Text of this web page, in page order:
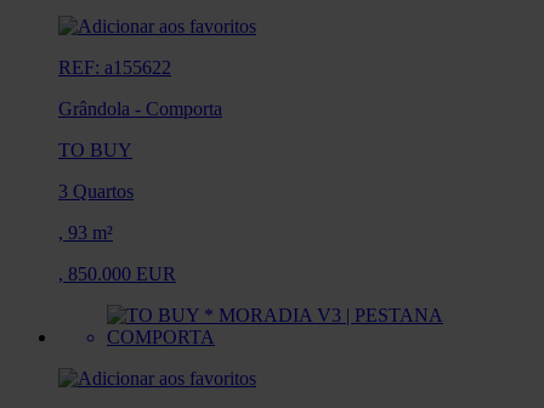
REF: a155622
Grândola - Comporta
TO BUY
3 Quartos
, 93 m²
, 850.000 EUR